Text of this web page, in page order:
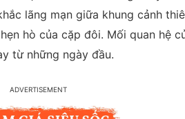
lãng mạn giữa khung cảnh
hò của cặp đôi. Mối quan hệ
từ những ngày đầu.